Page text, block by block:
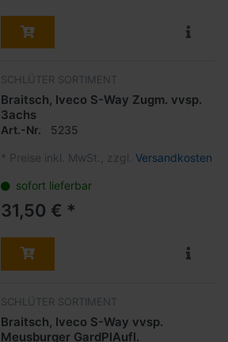
SCHLÜTER SORTIMENT
Braitsch, Iveco S-Way Zugm. vvsp.
3achs
Art.-Nr. 5235
* Preise inkl. MwSt., zzgl. Versandkosten
sofort lieferbar
31,50 € *
SCHLÜTER SORTIMENT
Braitsch, Iveco S-Way vvsp.
Meusburger GardPlAufl.